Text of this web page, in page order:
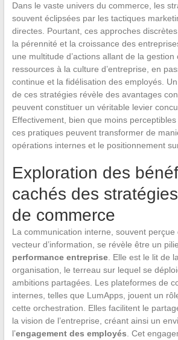
Dans le vaste univers du commerce, les
souvent éclipsées par les tactiques
directes. Pourtant, ces approches
la pérennité et la croissance des
une multitude d’actions allant de la gestion
ressources à la culture d’entreprise, en
continue et la fidélisation des employés.
de ces stratégies révèle des avantages
peuvent constituer un véritable levier
Effectivement, bien que moins
ces pratiques peuvent transformer de
opérations internes et le positionnement
Exploration des
cachés des
de commerce
La communication interne, souvent perçue
vecteur d’information, se révèle être un
performance entreprise. Elle est le lit de
organisation, le terreau sur lequel se
ambitions partagées. Les plateformes de
internes, telles que LumApps, jouent un
cette orchestration. Elles facilitent le
la vision de l’entreprise, créant ainsi un
l’engagement des employés . Cet